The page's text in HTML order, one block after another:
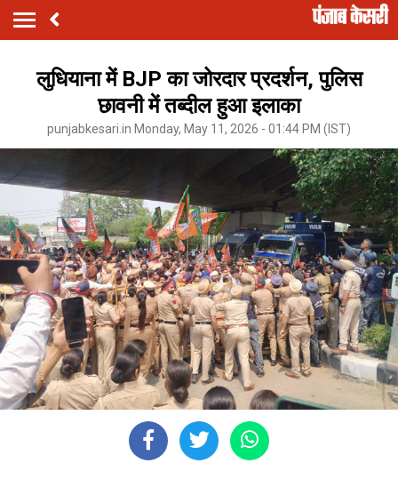
लुधियाना में BJP का जोरदार प्रदर्शन, पुलिस
छावनी में तब्दील हुआ इलाका
punjabkesari.in Monday, May 11, 2026 - 01:44 PM (IST)